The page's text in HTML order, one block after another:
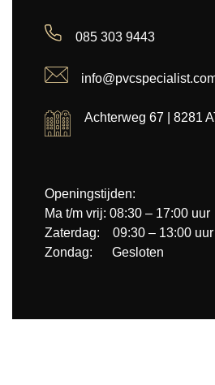
085 303 9443
Achterweg 67 | 8281
Openingstijden:
Ma t/m vrij: 08:30 – 17:00 uur
Zaterdag: 09:30 – 13:00 uur
Zondag: Gesloten